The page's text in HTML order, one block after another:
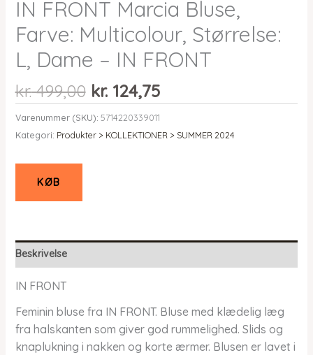
IN FRONT Marcia Bluse,
Farve: Multicolour, Størrelse:
L, Dame – IN FRONT
kr.499,00 Den
oprindelige
pris
var:
kr.124,75Den
aktuelle
pris
er:
Varenummer (SKU): 5714220339011
Kategori: Produkter > KOLLEKTIONER > SUMMER 2024
KØB
Beskrivelse
IN FRONT
Feminin bluse fra IN FRONT. Bluse med klædelig læg
fra halskanten som giver god rummelighed. Slids og
knaplukning i nakken og korte ærmer. Blusen er lavet i